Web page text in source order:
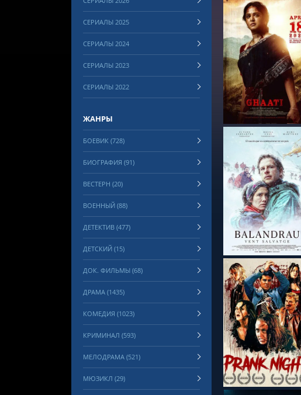
СМОТРЕТЬ ОНЛАЙН
СМОТРЕТЬ ОНЛАЙН
СМОТРЕТЬ ОНЛАЙН
СЕРИАЛЫ 2025
СЕРИАЛЫ 2024
СЕРИАЛЫ 2023
СЕРИАЛЫ 2022
ЖАНРЫ
БОЕВИК (728)
БИОГРАФИЯ (91)
ВЕСТЕРН (20)
ВОЕННЫЙ (88)
ДЕТЕКТИВ (477)
ДЕТСКИЙ (15)
ДОК. ФИЛЬМЫ (68)
ДРАМА (1435)
КОМЕДИЯ (1023)
КРИМИНАЛ (593)
МЕЛОДРАМА (521)
МЮЗИКЛ (29)